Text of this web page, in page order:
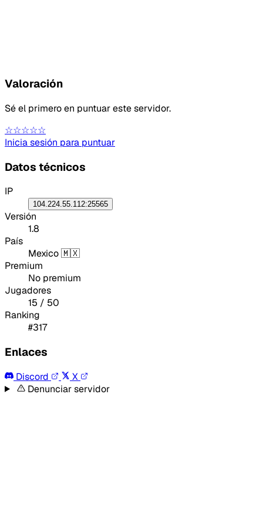
Valoración
Sé el primero en puntuar este servidor.
☆☆☆☆☆
Inicia sesión para puntuar
Datos técnicos
IP
104.224.55.112:25565
Versión
1.8
País
Mexico 🇲🇽
Premium
No premium
Jugadores
15 / 50
Ranking
#317
Enlaces
Discord
X
Denunciar servidor